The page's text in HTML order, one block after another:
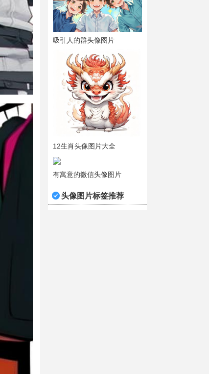
吸引人的群头像图片
12生肖头像图片大全
有寓意的微信头像图片
头像图片标签推荐